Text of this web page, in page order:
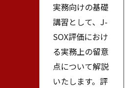
実務向けの基礎
講習として、J-
SOX評価におけ
る実務上の留意
点について解説
いたします。評